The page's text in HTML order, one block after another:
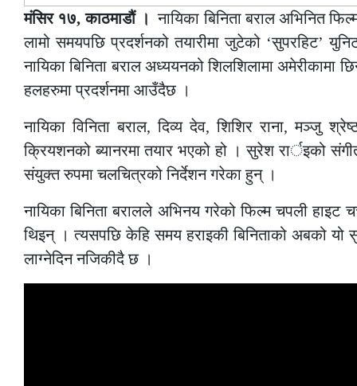
मंसिर १७, काठमाडौं ।नायिका बिनिता बराल अभिनित
लामो समयपछि प्रदर्शनको तयारीमा जुटेको ‘सुपरहिट’
नायिका बिनिता बराल अध्ययनको शिलशिलामा
हलहरुमा प्रदर्शनमा आउँदैछ ।
नायिका विनिता बराल, दिव्य देव, शिशिर राना, मञ्जु
क्रियशनको ब्यानरमा तयार भएको हो । सुरेश रार्इको
संयुक्त रुपमा चलचित्रको निर्देशन गरेका हुन् ।
नायिका बिनिता बरालले अभिनय गरेको फिल्म चपली हाइट
थिइन् । त्यसपछि केहि समय हराइकी बिनिताको अबको यो
लाग्नेदिन नजिकीदै छ ।